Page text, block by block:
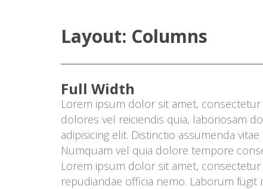
Layout: Column
Full Width
Lorem ipsum dolor sit amet,
dolores vel reiciendis quia, laboriosam
adipisicing elit. Distinctio assumenda
Numquam vel quia dolore tempore
Lorem ipsum dolor sit amet,
repudiandae officia nemo. Laborum